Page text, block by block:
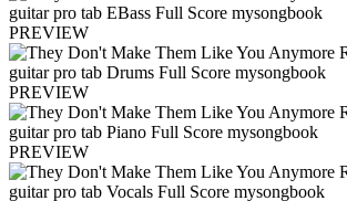
PREVIEW
PREVIEW
PREVIEW